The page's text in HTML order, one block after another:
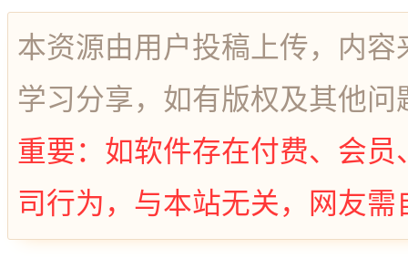
本资源由用户投稿上传，内
学习分享，如有版权及其他
重要：如软件存在付费、会
司行为，与本站无关，网友需